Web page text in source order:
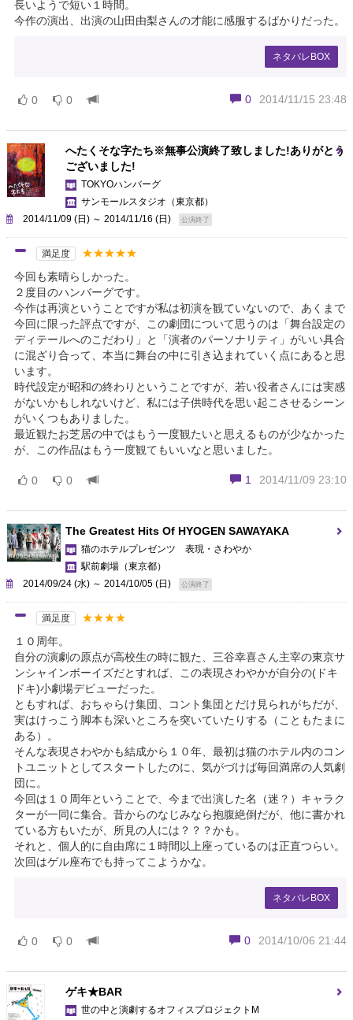
長いようで短い１時間。
今作の演出、出演の山田由梨さんの才能に感服するばかりだった。
ネタバレBOX
0 2014/11/15 23:48
0 0
へたくそな字たち※無事公演終了致しました!ありがとう
ございました!
TOKYOハンバーグ
サンモールスタジオ （東京都）
2014/11/09 (日) ～ 2014/11/16 (日)
公演終了
満足度
★★★★★
今回も素晴らしかった。
２度目のハンバーグです。
今作は再演ということですが私は初演を観ていないので、あくまで
今回に限った評点ですが、この劇団について思うのは「舞台設定の
ディテールへのこだわり」と「演者のパーソナリティ」がいい具合
に混ざり合って、本当に舞台の中に引き込まれていく点にあると思
います。
時代設定が昭和の終わりということですが、若い役者さんには実感
がないかもしれないけど、私には子供時代を思い起こさせるシーン
がいくつもありました。
最近観たお芝居の中ではもう一度観たいと思えるものが少なかった
が、この作品はもう一度観てもいいなと思いました。
1 2014/11/09 23:10
0 0
The Greatest Hits Of HYOGEN SAWAYAKA
猫のホテルプレゼンツ 表現・さわやか
駅前劇場 （東京都）
2014/09/24 (水) ～ 2014/10/05 (日)
公演終了
満足度
★★★★
１０周年。
自分の演劇の原点が高校生の時に観た、三谷幸喜さん主宰の東京サ
ンシャインボーイズだとすれば、この表現さわやかが自分の(ドキ
ドキ)小劇場デビューだった。
ともすれば、おちゃらけ集団、コント集団とだけ見られがちだが、
実はけっこう脚本も深いところを突いていたりする（こともたまに
ある）。
そんな表現さわやかも結成から１０年、最初は猫のホテル内のコン
トユニットとしてスタートしたのに、気がづけば毎回満席の人気劇
団に。
今回は１０周年ということで、今まで出演した名（迷？）キャラク
ターが一同に集合。昔からのなじみなら抱腹絶倒だが、他に書かれ
ている方もいたが、所見の人には？？？かも。
それと、個人的に自由席に１時間以上座っているのは正直つらい。
次回はゲル座布でも持ってこようかな。
ネタバレBOX
0 2014/10/06 21:44
0 0
ゲキ★BAR
世の中と演劇するオフィスプロジェクトM